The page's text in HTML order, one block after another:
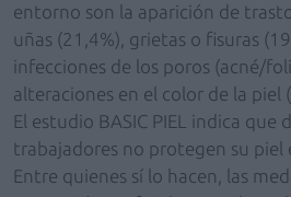
entorno son la aparición de
uñas (21,4%), grietas o fisuras
infecciones de los poros (acné/
alteraciones en el color de la piel
El estudio BASIC PIEL indica que
trabajadores no protegen su piel
Entre quienes sí lo hacen, las